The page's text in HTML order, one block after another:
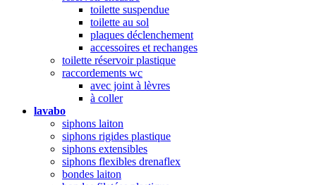
toilette suspendue
toilette au sol
plaques déclenchement
accessoires et rechanges
toilette réservoir plastique
raccordements wc
avec joint à lèvres
à coller
lavabo
siphons laiton
siphons rigides plastique
siphons extensibles
siphons flexibles drenaflex
bondes laiton